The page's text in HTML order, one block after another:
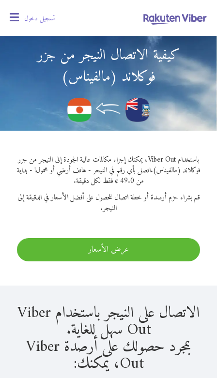
تسجيل دخول
كيفية الاتصال النيجر من جزر
فوكلاند (مالفيناس)
باستخدام Viber Out، يمكنك إجراء مكالمات عالية الجودة إلى النيجر من جزر
فوكلاند (مالفيناس).اتصل بأي رقم في النيجر - هاتف أرضي أو محمول! - بداية
من 49.0 ¢ فقط لكل دقيقة.
قم بشراء حزم أرصدة أو خطة اتصال للحصول على أفضل الأسعار في الدقيقة إلى
النيجر.
عرض الأسعار
الاتصال على النيجر باستخدام Viber
Out سهل للغاية.
بمجرد حصولك على أرصدة Viber
Out، يمكنك: